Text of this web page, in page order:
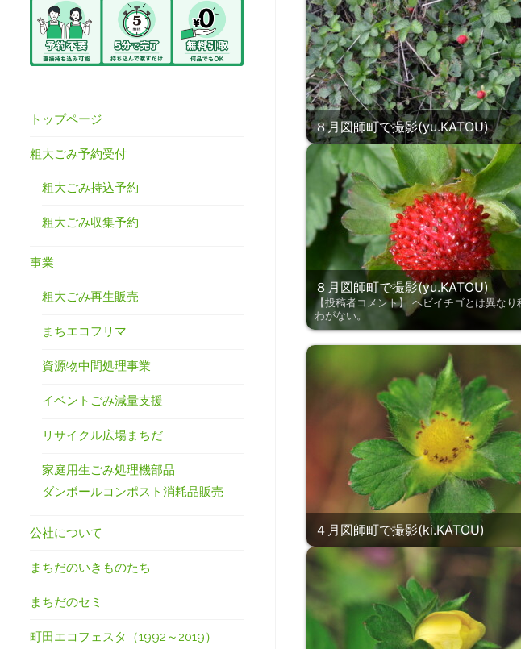
８月図師町で撮影(yu.KATOU)
８月図師町で撮影(yu.KATOU)
【投稿者コメント】 ヘビイチゴとは異なり
わがない。
４月図師町で撮影(ki.KATOU)
トップページ
粗大ごみ予約受付
粗大ごみ持込予約
粗大ごみ収集予約
事業
粗大ごみ再生販売
まちエコフリマ
資源物中間処理事業
イベントごみ減量支援
リサイクル広場まちだ
家庭用生ごみ処理機部品
ダンボールコンポスト消耗品販売
公社について
まちだのいきものたち
まちだのセミ
町田エコフェスタ（1992～2019）